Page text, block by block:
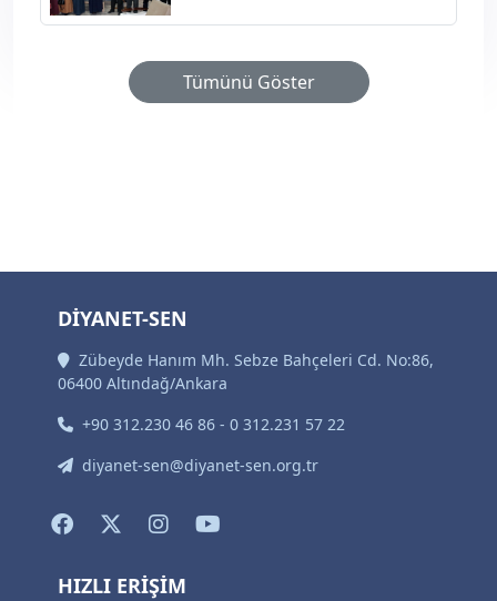
Tümünü Göster
DİYANET-SEN
Zübeyde Hanım Mh. Sebze Bahçeleri Cd. No:86,
06400 Altındağ/Ankara
+90 312.230 46 86 - 0 312.231 57 22
diyanet-sen@diyanet-sen.org.tr
HIZLI ERİŞİM